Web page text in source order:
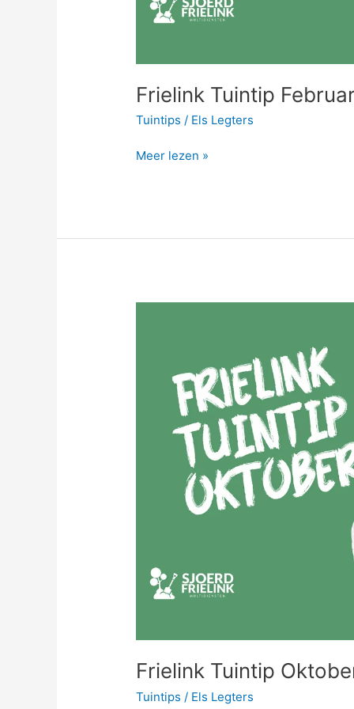
Frielink Tuintip
Tuintips / Els Legters
Meer lezen »
Frielink Tuintip
Tuintips / Els Legters